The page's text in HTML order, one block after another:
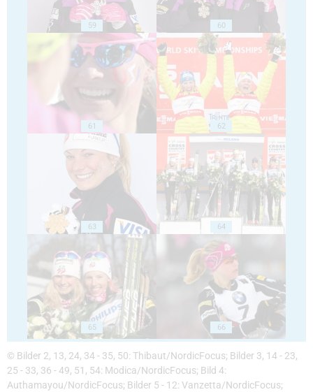
59 60
61 62
63 64
65 66
© Bilder 2, 13, 24, 34 - 35, 50: Thibaut/NordicFocus; Bilder 3, 14 - 23,
25 - 33, 36 - 49, 51, 54: Modica/NordicFocus; Bild 4:
Authamayou/NordicFocus; Bilder 5 - 12: Vanzetta/NordicFocus;